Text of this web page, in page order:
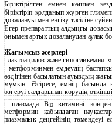
Біріктірілген емнен көшкен
біріктіріп қолданып жүрген
дозалануы мен енгізу тәсіліне
Егер препараттың алдыңғы дозасын
онымен артық дозаланудан аулақ
Жағымсыз әсерлері
-лактоацидоз және
- метформинмен емдеудің
өздігінен басылатын ауыздың
мүмкін. Әсіресе, емнің басында
өзгеруі салдарынан көрудің
- плазмада В12витамині
метформин қабылдаған
плазмалық деңгейінің төмендеуі